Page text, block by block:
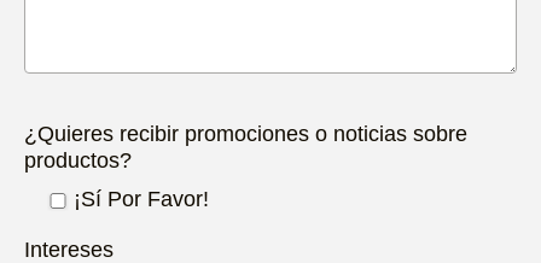
¿Quieres recibir promociones o noticias sobre
productos?
¡Sí Por Favor!
Intereses